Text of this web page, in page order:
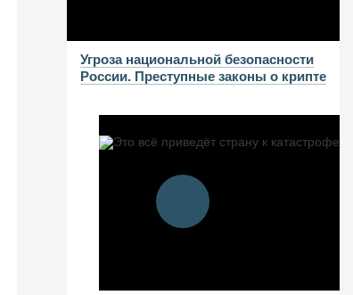
Угроза национальной безопасности
России. Преступные законы о крипте